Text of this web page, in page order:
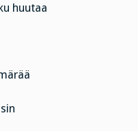
huutaa